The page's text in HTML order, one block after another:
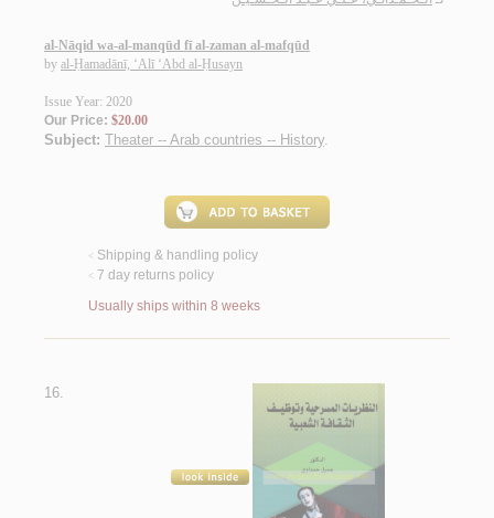
al-Nāqid wa-al-manqūd fī al-zaman al-mafqūd
by al-Ḥamadānī, ‘Alī ‘Abd al-Ḥusayn
Issue Year: 2020
Our Price: $20.00
Subject: Theater -- Arab countries -- History.
< Shipping & handling policy
< 7 day returns policy
Usually ships within 8 weeks
16.